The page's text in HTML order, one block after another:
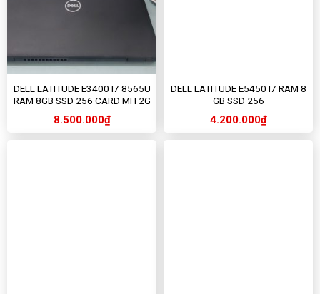
DELL LATITUDE E3400 I7 8565U
RAM 8GB SSD 256 CARD MH 2G
8.500.000₫
DELL LATITUDE E5450 I7 RAM 8
GB SSD 256
4.200.000₫